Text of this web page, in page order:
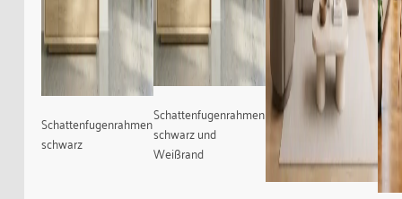
Schattenfugenrahmen
schwarz
Schattenfugenrahmen
schwarz und
Weißrand